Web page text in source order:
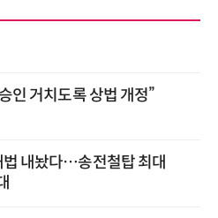
인 거치도록 상법 개정”
법 내놨다…송전철탑 최대